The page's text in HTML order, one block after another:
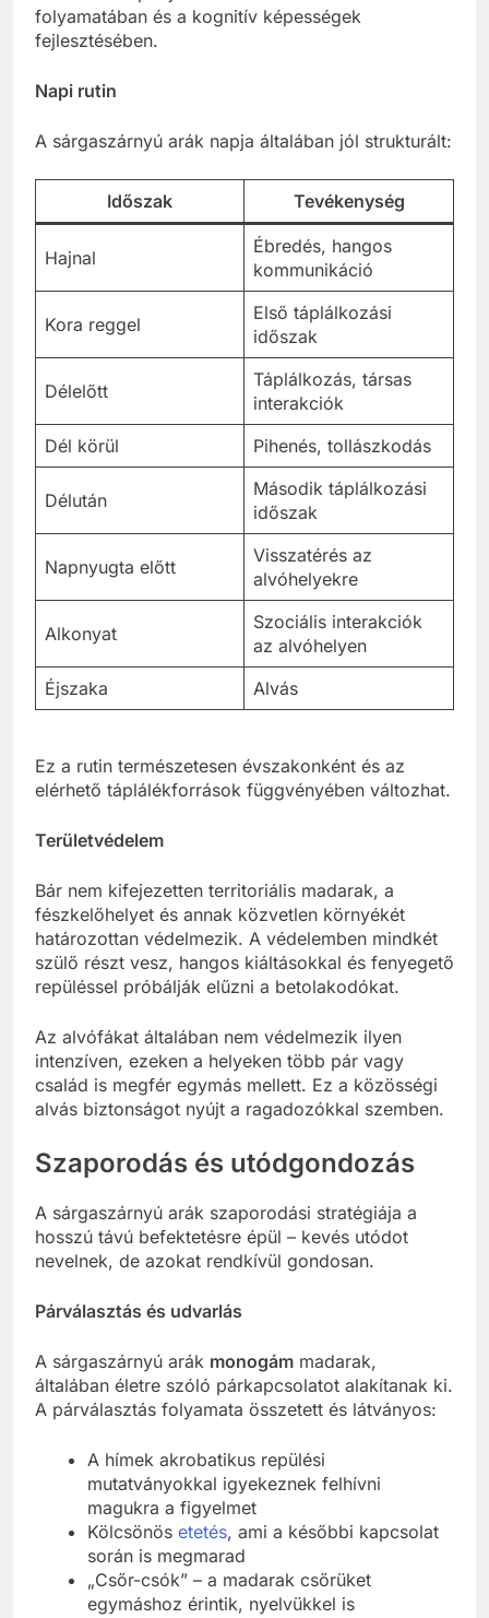
folyamatában és a kognitív képességek
fejlesztésében.
Napi rutin
A sárgaszárnyú arák napja általában jól strukturált:
Időszak Tevékenység
Hajnal
Ébredés, hangos
kommunikáció
Kora reggel
Első táplálkozási
időszak
Délelőtt
Táplálkozás, társas
interakciók
Dél körül
Pihenés, tollászkodás
Délután
Második táplálkozási
időszak
Napnyugta előtt
Visszatérés az
alvóhelyekre
Alkonyat
Szociális interakciók
az alvóhelyen
Éjszaka
Alvás
Ez a rutin természetesen évszakonként és az
elérhető táplálékforrások függvényében változhat.
Területvédelem
Bár nem kifejezetten territoriális madarak, a
fészkelőhelyet és annak közvetlen környékét
határozottan védelmezik. A védelemben mindkét
szülő részt vesz, hangos kiáltásokkal és fenyegető
repüléssel próbálják elűzni a betolakodókat.
Az alvófákat általában nem védelmezik ilyen
intenzíven, ezeken a helyeken több pár vagy
család is megfér egymás mellett. Ez a közösségi
alvás biztonságot nyújt a ragadozókkal szemben.
Szaporodás és utódgondozás
A sárgaszárnyú arák szaporodási stratégiája a
hosszú távú befektetésre épül – kevés utódot
nevelnek, de azokat rendkívül gondosan.
Párválasztás és udvarlás
A sárgaszárnyú arák monogám madarak,
általában életre szóló párkapcsolatot alakítanak ki.
A párválasztás folyamata összetett és látványos:
A hímek akrobatikus repülési
mutatványokkal igyekeznek felhívni
magukra a figyelmet
Kölcsönös etetés, ami a későbbi kapcsolat
során is megmarad
„Csőr-csók” – a madarak csőrüket
egymáshoz érintik, nyelvükkel is